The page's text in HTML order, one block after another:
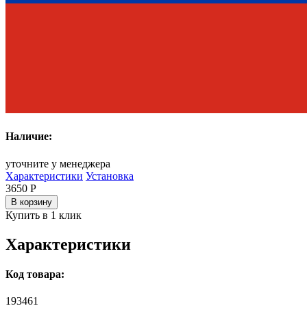
Наличие:
уточните у менеджера
Характеристики Установка
3650 Р
В корзину
Купить в 1 клик
Характеристики
Код товара:
193461